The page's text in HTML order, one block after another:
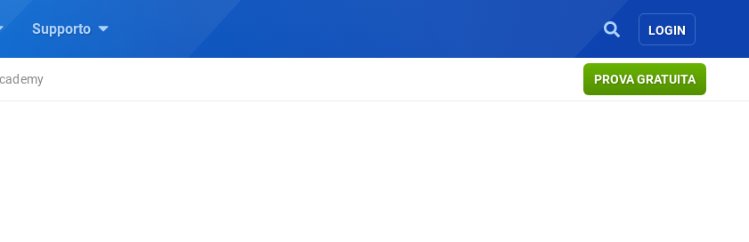
Supporto LOGIN
PROVA GRATUITA